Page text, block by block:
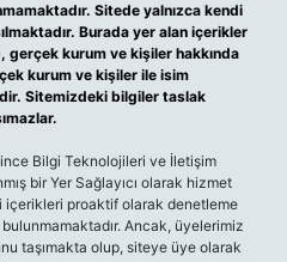
Sitede yalnızca kendi
Burada yer alan içerikler
gerçek kurum ve kişiler hakkında
kurum ve kişiler ile isim
Sitemizdeki bilgiler taslak
Bilgi Teknolojileri ve İletişim
bir Yer Sağlayıcı olarak hizmet
içerikleri proaktif olarak denetleme
Ancak, üyelerimiz
taşımakta olup, siteye üye olarak